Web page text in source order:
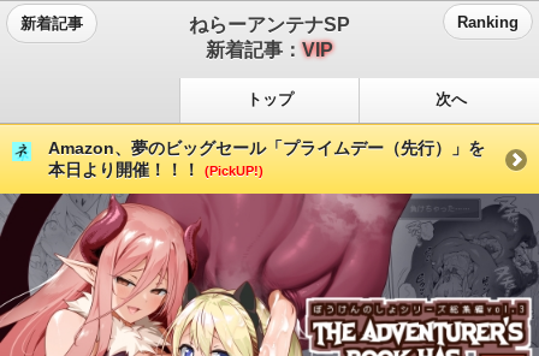
新着記事
ねらーアンテナSP
新着記事：VIP
Ranking
トップ 次へ
Amazon、夢のビッグセール「プライムデー（先行）」を
本日より開催！！！
(PickUP!)